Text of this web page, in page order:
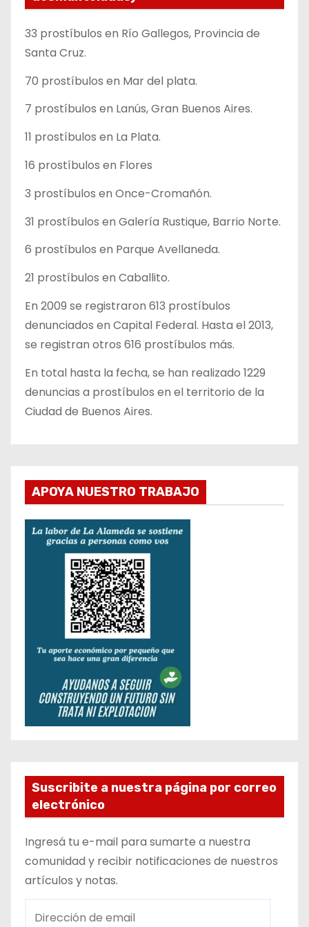
33 prostíbulos en Río Gallegos, Provincia de
Santa Cruz.
70 prostíbulos en Mar del plata.
7 prostíbulos en Lanús, Gran Buenos Aires.
11 prostíbulos en La Plata.
16 prostíbulos en Flores
3 prostíbulos en Once-Cromañón.
31 prostíbulos en Galería Rustique, Barrio Norte.
6 prostíbulos en Parque Avellaneda.
21 prostíbulos en Caballito.
En 2009 se registraron 613 prostíbulos
denunciados en Capital Federal. Hasta el 2013,
se registran otros 616 prostíbulos más.
En total hasta la fecha, se han realizado 1229
denuncias a prostíbulos en el territorio de la
Ciudad de Buenos Aires.
APOYA NUESTRO TRABAJO
Suscribite a nuestra página por correo
electrónico
Ingresá tu e-mail para sumarte a nuestra
comunidad y recibir notificaciones de nuestros
artículos y notas.